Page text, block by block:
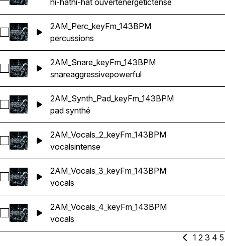
hi-hathi-hat ouvertenergetictense
Sélectionnez 2AM_Perc_keyFm_143BPM
2AM_Perc_keyFm_143BPM
percussions
Sélectionnez 2AM_Snare_keyFm_143BPM
2AM_Snare_keyFm_143BPM
snareaggressivepowerful
Sélectionnez 2AM_Synth_Pad_keyFm_143BPM
2AM_Synth_Pad_keyFm_143BPM
pad synthé
Sélectionnez 2AM_Vocals_2_keyFm_143BPM
2AM_Vocals_2_keyFm_143BPM
vocalsintense
Sélectionnez 2AM_Vocals_3_keyFm_143BPM
2AM_Vocals_3_keyFm_143BPM
vocals
Sélectionnez 2AM_Vocals_4_keyFm_143BPM
2AM_Vocals_4_keyFm_143BPM
vocals
1 2 3 4 5